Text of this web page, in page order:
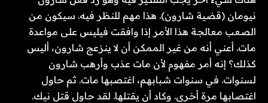
نيومان (قضية شارون). هذا مهم للنظر فيه. سيكون من
الصعب معالجة هذا الأمر إذا وافقت فيليس على مواعدة
مات. أعني أنه من غير الممكن أن لا ينزعج شارون، أليس
كذلك؟ إنه أمر مفهوم لأن مات عذب وأرهب شارون
لسنوات. في سنوات شبابهم، اغتصبها مات. ثم حاول
اغتصابها مرة أخرى. وكاد أن يقتلها. لقد حاول قتل نيك.